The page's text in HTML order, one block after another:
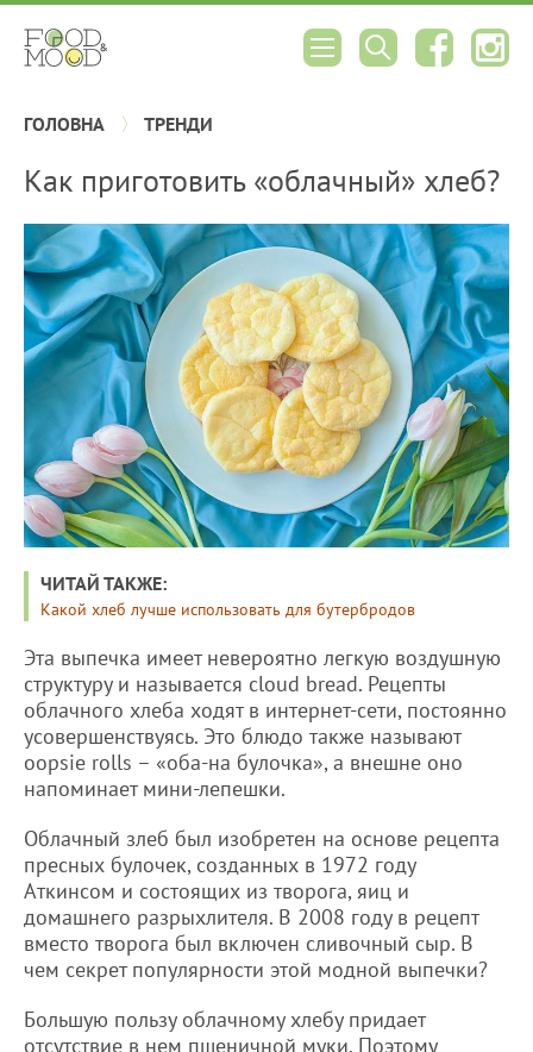
ГОЛОВНА ТРЕНДИ
Как приготовить «облачный» хлеб?
ЧИТАЙ ТАКЖЕ:
Какой хлеб лучше использовать для бутербродов
Эта выпечка имеет невероятно легкую воздушную
структуру и называется сloud bread. Рецепты
облачного хлеба ходят в интернет-сети, постоянно
усовершенствуясь. Это блюдо также называют
oopsie rolls – «оба-на булочка», а внешне оно
напоминает мини-лепешки.
Облачный злеб был изобретен на основе рецепта
пресных булочек, созданных в 1972 году
Аткинсом и состоящих из творога, яиц и
домашнего разрыхлителя. В 2008 году в рецепт
вместо творога был включен сливочный сыр. В
чем секрет популярности этой модной выпечки?
Большую пользу облачному хлебу придает
отсутствие в нем пшеничной муки. Поэтому